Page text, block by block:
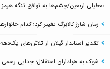
تعطیلی اربعین/چشم‌ها به توافق تنگه هرمز
زمان شارژ کالابرگ تغییر کرد؛ کدام
تقدیر استاندار گیلان از تلاش‌های
شوک به هواداران استقلال؛ جدایی رسمی